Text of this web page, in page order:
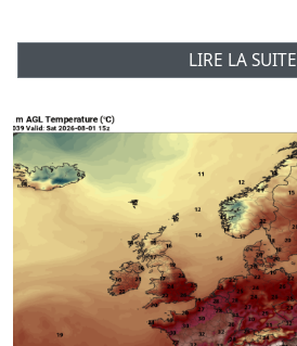
LIRE LA SUITE